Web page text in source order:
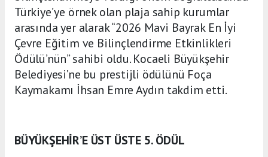
Türkiye’ye örnek olan plaja sahip kurumlar
arasında yer alarak “2026 Mavi Bayrak En İyi
Çevre Eğitim ve Bilinçlendirme Etkinlikleri
Ödülü’nün” sahibi oldu. Kocaeli Büyükşehir
Belediyesi’ne bu prestijli ödülünü Foça
Kaymakamı İhsan Emre Aydın takdim etti.
BÜYÜKŞEHİR’E ÜST ÜSTE 5. ÖDÜL